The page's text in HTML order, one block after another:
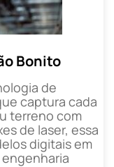
Bonito
de
captura cada
terreno com
de laser, essa
digitais em